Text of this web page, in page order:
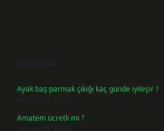
Son Yazılar
Ayak baş parmak çıkığı kaç günde iyileşir ?
Ağustos 5, 2026
Amatem ücretli mi ?
Ağustos 4, 2026